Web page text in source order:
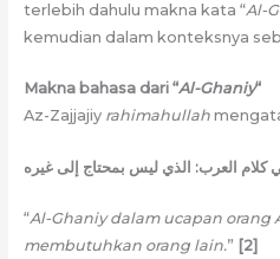
terlebih dahulu makna kata “Al-
kemudian dalam konteksnya
Makna bahasa dari “Al-Ghaniy“
Az-Zajjajiy rahimahullah
كلام العرب: الذي ليس بمحتاج إلى غيره
“Al-Ghaniy dalam ucapan orang
membutuhkan orang lain.” [2]